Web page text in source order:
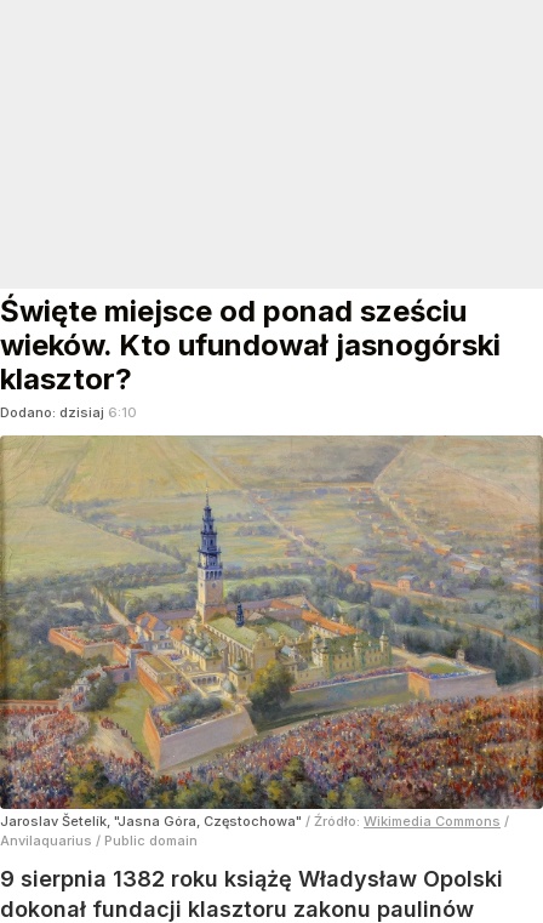
Święte miejsce od ponad sześciu
wieków. Kto ufundował jasnogórski
klasztor?
Dodano: dzisiaj 6:10
Jaroslav Šetelík, "Jasna Góra, Częstochowa" / Źródło: Wikimedia Commons /
Anvilaquarius / Public domain
9 sierpnia 1382 roku książę Władysław Opolski
dokonał fundacji klasztoru zakonu paulinów